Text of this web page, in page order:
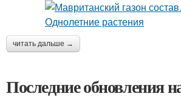
читать дальше →
Последние обновления